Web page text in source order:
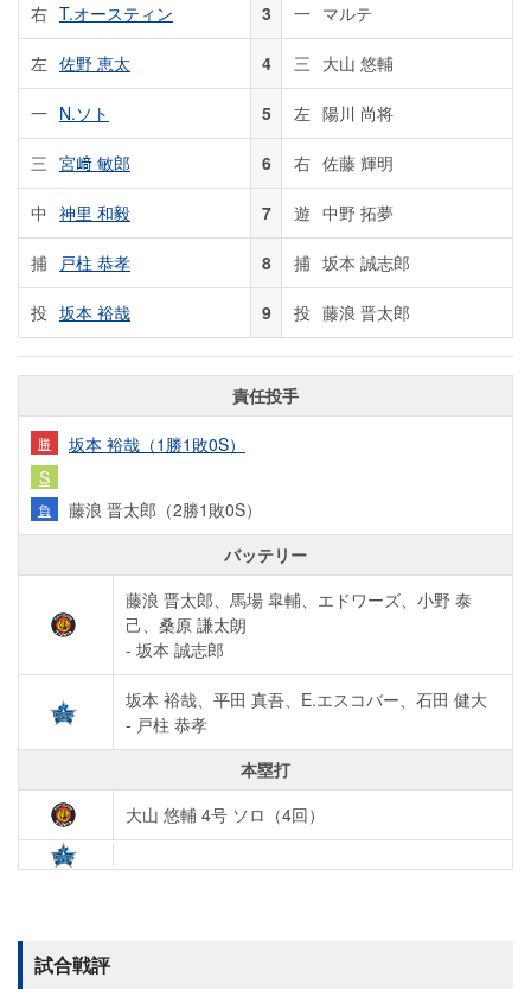
右 T.オースティン 3 一 マルテ
左 佐野 恵太 4 三 大山 悠輔
一 N.ソト 5 左 陽川 尚将
三 宮﨑 敏郎 6 右 佐藤 輝明
中 神里 和毅 7 遊 中野 拓夢
捕 戸柱 恭孝 8 捕 坂本 誠志郎
投 坂本 裕哉 9 投 藤浪 晋太郎
責任投手
勝
坂本 裕哉（1勝1敗0S）
S
負
藤浪 晋太郎（2勝1敗0S）
バッテリー
藤浪 晋太郎、馬場 皐輔、エドワーズ、小野 泰
己、桑原 謙太朗
- 坂本 誠志郎
坂本 裕哉、平田 真吾、E.エスコバー、石田 健大
- 戸柱 恭孝
本塁打
大山 悠輔 4号 ソロ（4回）
試合戦評